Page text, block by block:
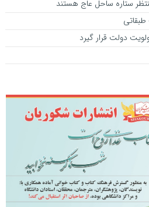
ستاره ساحل عاج هستند
طبقاتی
دولت قرار گیرد